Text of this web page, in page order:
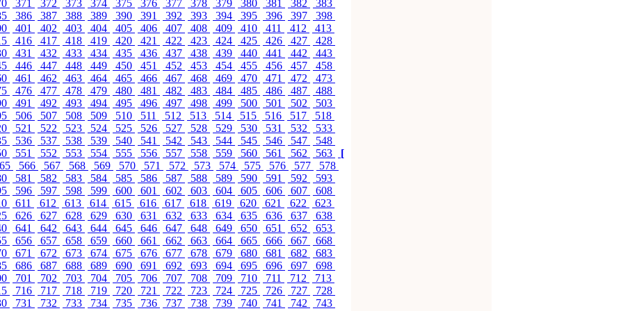
371 372 373 374 375 376 377 378 379 380 381 382
383
386 387 388 389 390 391 392 393 394 395 396 397
398
401 402 403 404 405 406 407 408 409 410 411 412
413
416 417 418 419 420 421 422 423 424 425 426 427
428
431 432 433 434 435 436 437 438 439 440 441 442
443
446 447 448 449 450 451 452 453 454 455 456 457
458
461 462 463 464 465 466 467 468 469 470 471 472
473
476 477 478 479 480 481 482 483 484 485 486 487
488
491 492 493 494 495 496 497 498 499 500 501 502
503
506 507 508 509 510 511 512 513 514 515 516 517
518
521 522 523 524 525 526 527 528 529 530 531 532
533
536 537 538 539 540 541 542 543 544 545 546 547
548
551 552 553 554 555 556 557 558 559 560 561 562 563
[
566 567 568 569 570 571 572 573 574 575 576 577
578
581 582 583 584 585 586 587 588 589 590 591 592
593
596 597 598 599 600 601 602 603 604 605 606 607
608
611 612 613 614 615 616 617 618 619 620 621 622
623
626 627 628 629 630 631 632 633 634 635 636 637
638
641 642 643 644 645 646 647 648 649 650 651 652
653
656 657 658 659 660 661 662 663 664 665 666 667
668
671 672 673 674 675 676 677 678 679 680 681 682
683
686 687 688 689 690 691 692 693 694 695 696 697
698
701 702 703 704 705 706 707 708 709 710 711 712
713
716 717 718 719 720 721 722 723 724 725 726 727
728
731 732 733 734 735 736 737 738 739 740 741 742
743